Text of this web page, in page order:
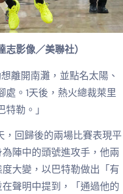
影像／美聯社）
離開南灘，並點名太陽、
。1天後，熱火總裁萊里
勒。」
，回歸後的兩場比賽表現平
陣中的頭號進攻手，他兩
大變，以巴特勒做出「有
聲明中提到，「通過他的